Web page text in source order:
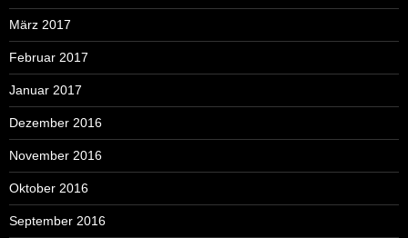
März 2017
Februar 2017
Januar 2017
Dezember 2016
November 2016
Oktober 2016
September 2016